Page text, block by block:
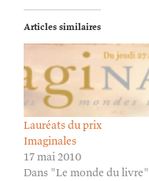
Articles similaires
Lauréats du prix
Imaginales
17 mai 2010
Dans "Le monde du livre"